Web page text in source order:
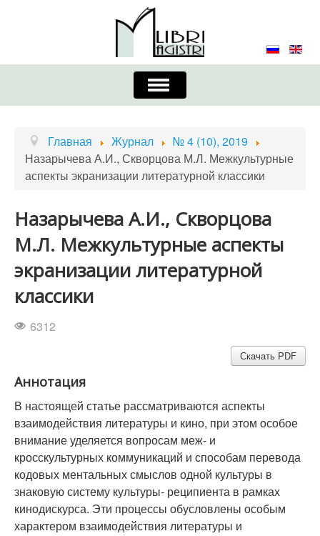
Включить/
выключить
навигацию
Журнал
Требования к оформлению
Издательская этика
Учредители
Список авторов
Главная Журнал
№ 4 (10), 2019
Назарычева А.И., Скворцова М.Л. Межкультурные
аспекты экранизации литературной классики
Назарычева А.И., Скворцова
М.Л. Межкультурные аспекты
экранизации литературной
классики
6312
Скачать PDF
Аннотация
В настоящей статье рассматриваются аспекты
взаимодействия литературы и кино, при этом особое
внимание уделяется вопросам меж- и
кросскультурных коммуникаций и способам перевода
кодовых ментальных смыслов одной культуры в
знаковую систему культуры- реципиента в рамках
кинодискурса. Эти процессы обусловлены особым
характером взаимодействия литературы и